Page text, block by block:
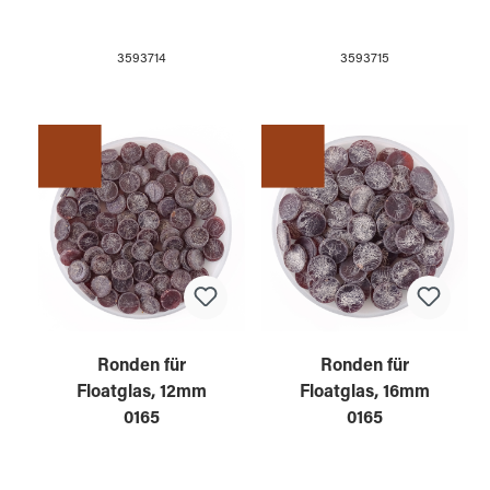
3593714 3593715
Ronden für
Floatglas, 12mm
0165
Ronden für
Floatglas, 16mm
0165